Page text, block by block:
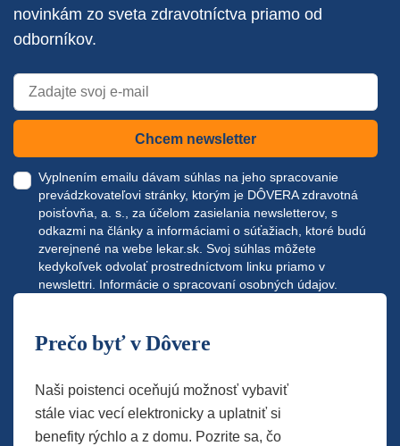
novinkám zo sveta zdravotníctva priamo od
odborníkov.
Chcem newsletter
Vyplnením emailu dávam súhlas na jeho spracovanie
prevádzkovateľovi stránky, ktorým je DÔVERA zdravotná
poisťovňa, a. s., za účelom zasielania newsletterov, s
odkazmi na články a informáciami o súťažiach, ktoré budú
zverejnené na webe lekar.sk . Svoj súhlas môžete
kedykoľvek odvolať prostredníctvom linku priamo v
newslettri. Informácie o spracovaní osobných údajov.
Prečo byť v Dôvere
Naši poistenci oceňujú možnosť vybaviť
stále viac vecí elektronicky a uplatniť si
benefity rýchlo a z domu. Pozrite sa, čo